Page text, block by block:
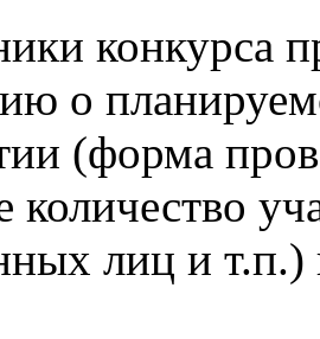
конкурса
о
(форма
лиц и т.п.)